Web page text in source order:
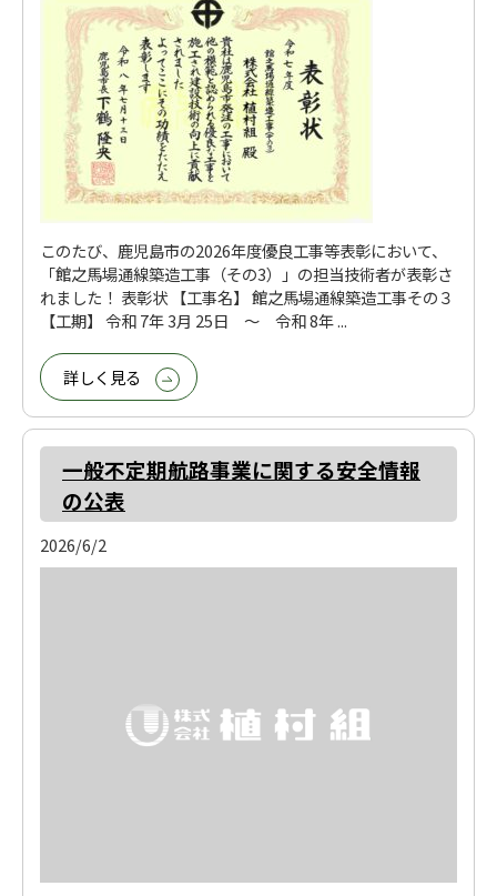
このたび、鹿児島市の2026年度優良工事等表彰において、
「館之馬場通線築造工事（その3）」の担当技術者が表彰さ
れました！ 表彰状 【工事名】 館之馬場通線築造工事その３
【工期】 令和 7年 3月 25日 ～ 令和 8年 ...
詳しく見る
一般不定期航路事業に関する安全情報
の公表
2026/6/2